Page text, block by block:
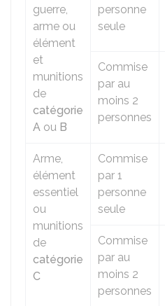
guerre,
arme ou
élément
et
munitions
de
catégorie
A ou B
personne
seule
Commise
par au
moins 2
personnes
Arme,
élément
essentiel
ou
munitions
de
catégorie
C
Commise
par 1
personne
seule
Commise
par au
moins 2
personnes